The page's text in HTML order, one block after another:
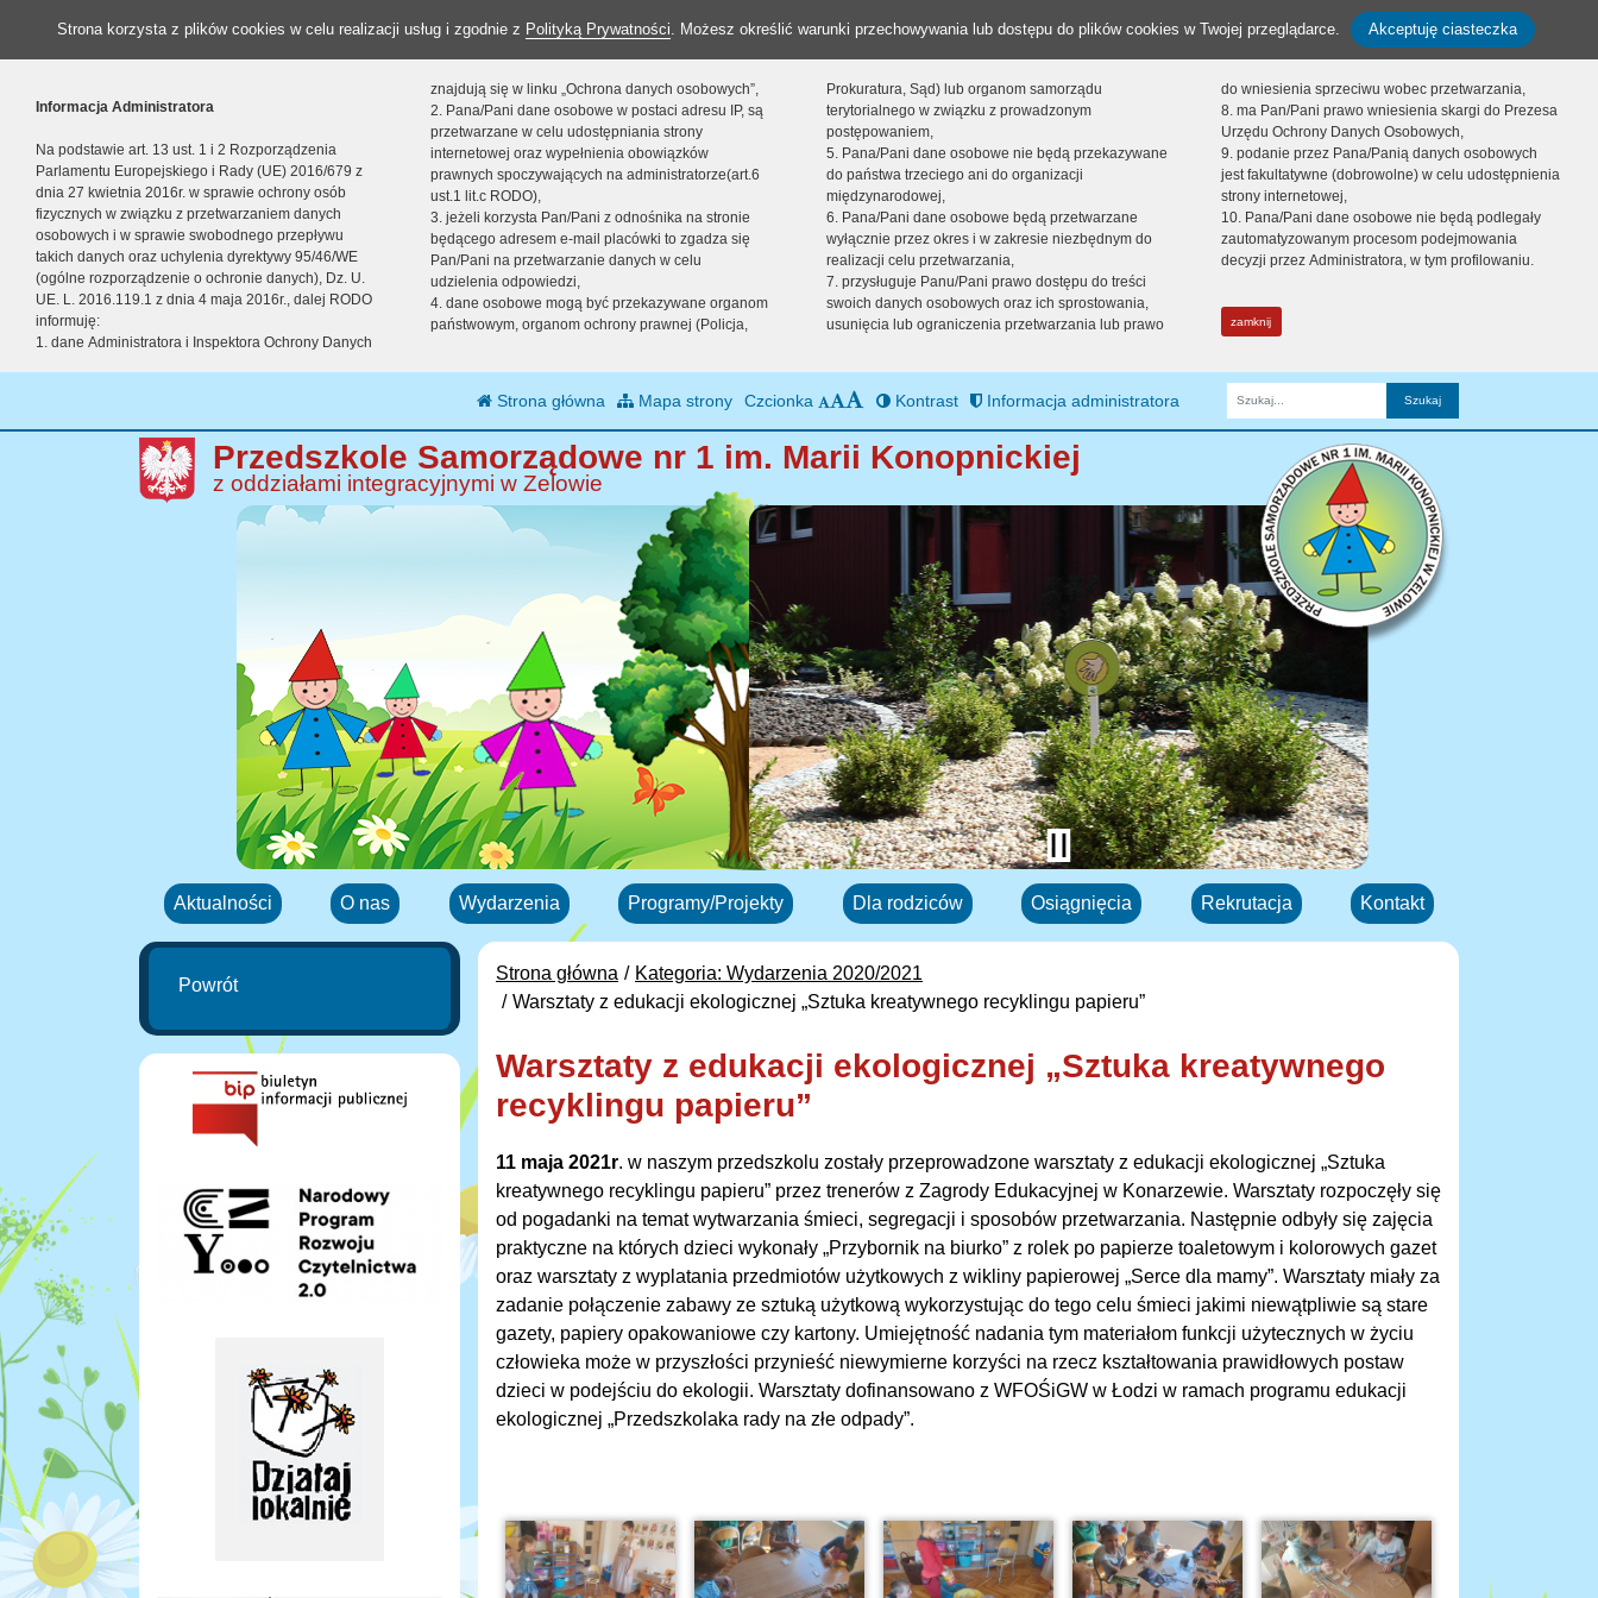
Strona korzysta z plików cookies w celu realizacji usług i zgodnie z Polityką Prywatności. Możesz określić warunki przechowywania lub dostępu do plików cookies w Twojej przeglądarce. Akceptuję ciasteczka
Informacja Administratora
Na podstawie art. 13 ust. 1 i 2 Rozporządzenia
Parlamentu Europejskiego i Rady (UE) 2016/679 z
dnia 27 kwietnia 2016r. w sprawie ochrony osób
fizycznych w związku z przetwarzaniem danych
osobowych i w sprawie swobodnego przepływu
takich danych oraz uchylenia dyrektywy 95/46/WE
(ogólne rozporządzenie o ochronie danych), Dz. U.
UE. L. 2016.119.1 z dnia 4 maja 2016r., dalej RODO
informuję:
1. dane Administratora i Inspektora Ochrony Danych
znajdują się w linku „Ochrona danych osobowych”,
2. Pana/Pani dane osobowe w postaci adresu IP, są
przetwarzane w celu udostępniania strony
internetowej oraz wypełnienia obowiązków
prawnych spoczywających na administratorze(art.6
ust.1 lit.c RODO),
3. jeżeli korzysta Pan/Pani z odnośnika na stronie
będącego adresem e-mail placówki to zgadza się
Pan/Pani na przetwarzanie danych w celu
udzielenia odpowiedzi,
4. dane osobowe mogą być przekazywane organom
państwowym, organom ochrony prawnej (Policja,
Prokuratura, Sąd) lub organom samorządu
terytorialnego w związku z prowadzonym
postępowaniem,
5. Pana/Pani dane osobowe nie będą przekazywane
do państwa trzeciego ani do organizacji
międzynarodowej,
6. Pana/Pani dane osobowe będą przetwarzane
wyłącznie przez okres i w zakresie niezbędnym do
realizacji celu przetwarzania,
7. przysługuje Panu/Pani prawo dostępu do treści
swoich danych osobowych oraz ich sprostowania,
usunięcia lub ograniczenia przetwarzania lub prawo
do wniesienia sprzeciwu wobec przetwarzania,
8. ma Pan/Pani prawo wniesienia skargi do Prezesa
Urzędu Ochrony Danych Osobowych,
9. podanie przez Pana/Panią danych osobowych
jest fakultatywne (dobrowolne) w celu udostępnienia
strony internetowej,
10. Pana/Pani dane osobowe nie będą podlegały
zautomatyzowanym procesom podejmowania
decyzji przez Administratora, w tym profilowaniu.
zamknij
Strona główna Mapa strony Czcionka Kontrast Informacja administratora
Fraza
Przedszkole Samorządowe nr 1 im. Marii Konopnickiej
z oddziałami integracyjnymi w Zelowie
Aktualności O nas Wydarzenia Programy/Projekty Dla rodziców Osiągnięcia Rekrutacja Kontakt
Strona główna
Kategoria: Wydarzenia 2020/2021
Warsztaty z edukacji ekologicznej „Sztuka kreatywnego recyklingu papieru”
Warsztaty z edukacji ekologicznej „Sztuka kreatywnego
recyklingu papieru”
11 maja 2021r. w naszym przedszkolu zostały przeprowadzone warsztaty z edukacji ekologicznej „Sztuka
kreatywnego recyklingu papieru” przez trenerów z Zagrody Edukacyjnej w Konarzewie. Warsztaty rozpoczęły się
od pogadanki na temat wytwarzania śmieci, segregacji i sposobów przetwarzania. Następnie odbyły się zajęcia
praktyczne na których dzieci wykonały „Przybornik na biurko” z rolek po papierze toaletowym i kolorowych gazet
oraz warsztaty z wyplatania przedmiotów użytkowych z wikliny papierowej „Serce dla mamy”. Warsztaty miały za
zadanie połączenie zabawy ze sztuką użytkową wykorzystując do tego celu śmieci jakimi niewątpliwie są stare
gazety, papiery opakowaniowe czy kartony. Umiejętność nadania tym materiałom funkcji użytecznych w życiu
człowieka może w przyszłości przynieść niewymierne korzyści na rzecz kształtowania prawidłowych postaw
dzieci w podejściu do ekologii. Warsztaty dofinansowano z WFOŚiGW w Łodzi w ramach programu edukacji
ekologicznej „Przedszkolaka rady na złe odpady”.
Powrót